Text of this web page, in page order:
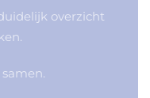
overzicht